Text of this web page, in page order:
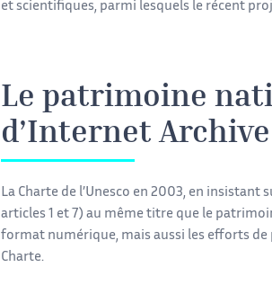
et scientifiques, parmi lesquels le récent
Le patrimoine
d’Internet
La Charte de l’Unesco en 2003, en
articles 1 et 7) au même titre que le
format numérique, mais aussi les efforts
Charte.